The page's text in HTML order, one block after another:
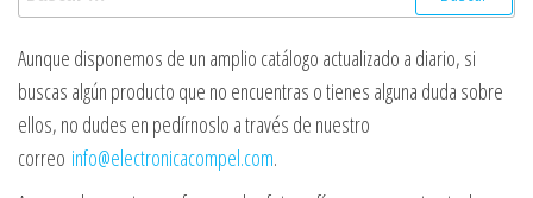
Aunque disponemos de un amplio catálogo actualizado a diario, si
buscas algún producto que no encuentras o tienes alguna duda sobre
ellos, no dudes en pedírnoslo a través de nuestro
correo info@electronicacompel.com.